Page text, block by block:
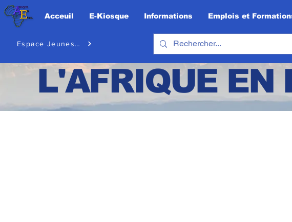
Acceuil E-Kiosque Informations Emplois et
Espace Jeunesse
L'AFRIQUE EN